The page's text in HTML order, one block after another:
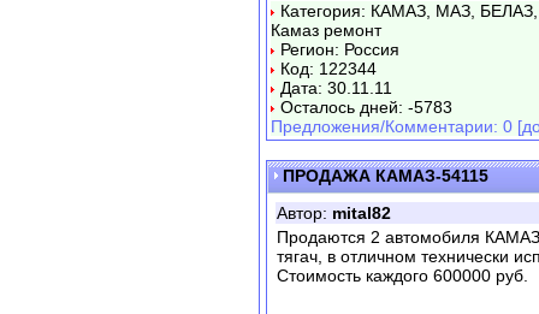
Категория: КАМАЗ, МАЗ,
Камаз ремонт
Регион: Россия
Код: 122344
Дата: 30.11.11
Осталось дней: -5783
Предложения/Комментарии: 0
ПРОДАЖА КАМАЗ-54115
Автор: mital82
Продаются 2 автомобиля
тягач, в отличном технически
Стоимость каждого 600000 руб.